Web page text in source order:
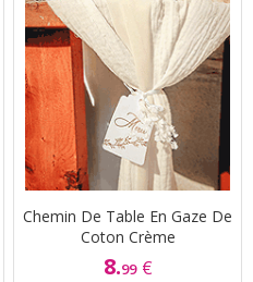
Chemin De Table En Gaze De
Coton Crème
8.99 €